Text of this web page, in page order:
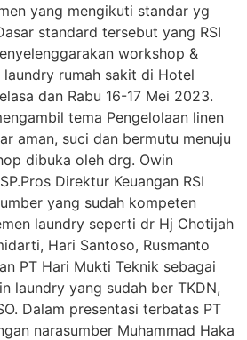
yang mengikuti standar yg
standard tersebut yang RSI
workshop &
laundry rumah sakit di Hotel
dan Rabu 16-17 Mei 2023.
tema Pengelolaan linen
aman, suci dan bermutu menuju
dibuka oleh drg. Owin
Direktur Keuangan RSI
yang sudah kompeten
laundry seperti dr Hj Chotijah
Hari Santoso, Rusmanto
PT Hari Mukti Teknik sebagai
laundry yang sudah ber TKDN,
Dalam presentasi terbatas PT
narasumber Muhammad Haka